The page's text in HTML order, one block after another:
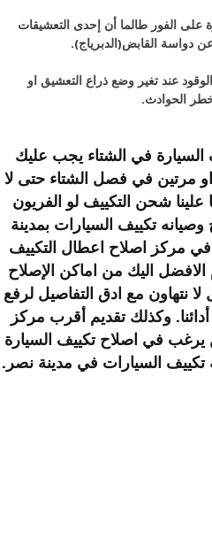
على الفور طالما أن إحدى التعشيقات
دواسة القابض(الدبرياج).
عند تغير وضع ذراع التعشيق او
الحوادث.
في الشتاء يجب عليك
مرتين في فصل الشتاء حتى لا
شحن التكييف لو الفريون
تكييف السيارات بمدينة
مركز اصلاح اعطال التكييف
اليك من اماكن الإصلاح
نتهاون مع ادق التفاصيل لرفع
وكذلك تقديم أقرب مركز
يرغب في اصلاح تكييف السيارة
تكييف السيارات في مدينة نصر .